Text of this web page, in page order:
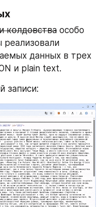
колдовства особо
реализовали
данных в трех
и plain text.
записи: